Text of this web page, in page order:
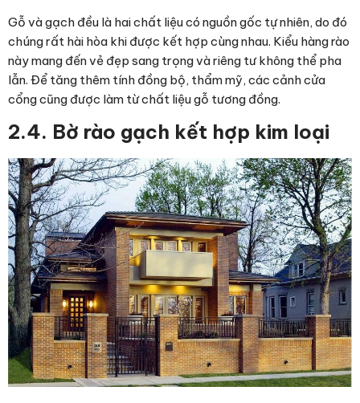
Gỗ và gạch đều là hai chất liệu có nguồn gốc tự nhiên, do đó
chúng rất hài hòa khi được kết hợp cùng nhau. Kiểu hàng rào
này mang đến vẻ đẹp sang trọng và riêng tư không thể pha
lẫn. Để tăng thêm tính đồng bộ, thẩm mỹ, các cảnh cửa
cổng cũng được làm từ chất liệu gỗ tương đồng.
2.4. Bờ rào gạch kết hợp kim loại